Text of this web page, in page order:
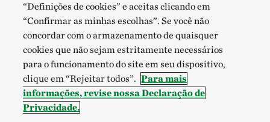
“Definições de cookies” e aceitas clicando em
“Confirmar as minhas escolhas”. Se você não
concordar com o armazenamento de quaisquer
cookies que não sejam estritamente necessários
para o funcionamento do site em seu dispositivo,
clique em “Rejeitar todos”. Para mais
informações, revise nossa Declaração de
Privacidade.